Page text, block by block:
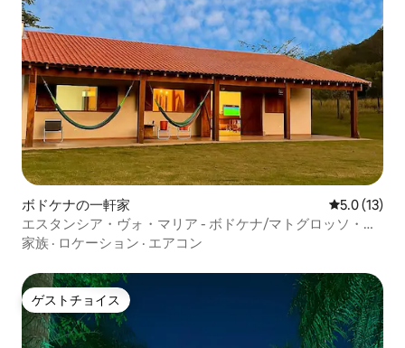
ボドケナの一軒家 レビュー13
5.0 (13)
エスタンシア・ヴォ・マリア - ボドケナ/マトグロッソ・
ド・スル
家族 · ロケーション · エアコン
ゲストチョイス
ゲストチョイス